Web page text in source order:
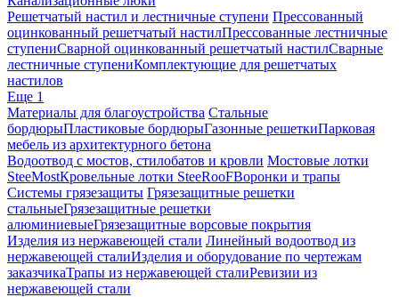
Решетчатый настил и лестничные ступени Прессованный
оцинкованный решетчатый настилПрессованные лестничные
ступениСварной оцинкованный решетчатый настилСварные
лестничные ступениКомплектующие для решетчатых
настилов
Еще 1
Материалы для благоустройства Стальные
бордюрыПластиковые бордюрыГазонные решеткиПарковая
мебель из архитектурного бетона
Водоотвод с мостов, стилобатов и кровли Мостовые лотки
SteeMostКровельные лотки SteeRooFВоронки и трапы
Системы грязезащиты Грязезащитные решетки
стальныеГрязезащитные решетки
алюминиевыеГрязезащитные ворсовые покрытия
Изделия из нержавеющей стали Линейный водоотвод из
нержавеющей сталиИзделия и оборудование по чертежам
заказчикаТрапы из нержавеющей сталиРевизии из
нержавеющей стали